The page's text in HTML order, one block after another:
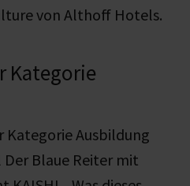
von Althoff Hotels.
Kategorie
Kategorie Ausbildung
Blaue Reiter mit